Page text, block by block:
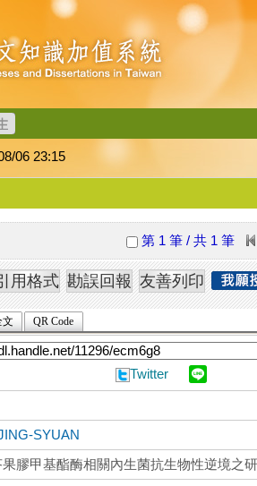
06 23:15
第 1 筆 / 共 1 筆
文 QR Code
Twitter
SYUAN
果膠甲基酯酶相關內生菌抗生物性逆境之